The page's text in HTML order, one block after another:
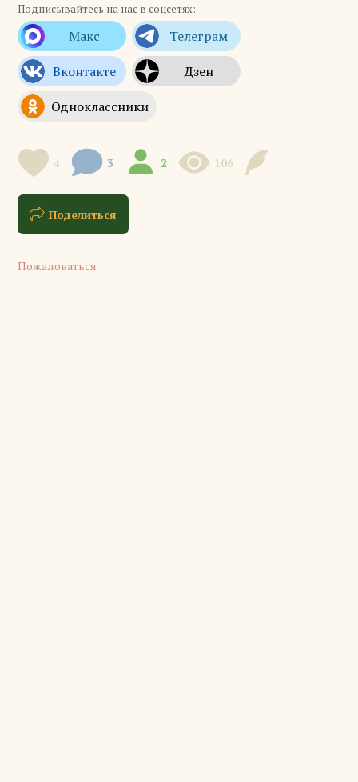
Подписывайтесь на нас в соцсетях:
4 3 2 106
Поделиться
Пожаловаться